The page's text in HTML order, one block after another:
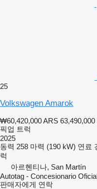
25
Volkswagen Amarok
₩60,420,000ARS 63,490,000
픽업 트럭
2025
동력 258 마력 (190 kW) 연료
럭
아르헨티나, San Martín
Autotag - Concesionario
판매자에게 연락